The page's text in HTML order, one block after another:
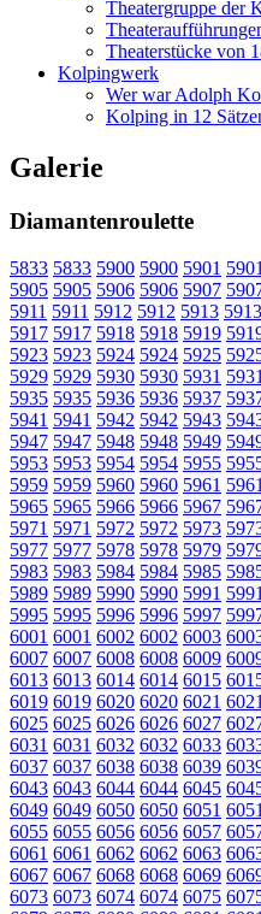
Theatergruppe der
Theaterstücke von
Kolpingwerk
Wer war Adolph
Kolping in 12
Galerie
Diamantenroulette
5833 5833 5900 5900 5901 5901
5905 5905 5906 5906 5907
5911 5911 5912 5912 5913 5913
5917 5917 5918 5918 5919
5923 5923 5924 5924 5925
5929 5929 5930 5930 5931 5931
5935 5935 5936 5936 5937
5941 5941 5942 5942 5943
5947 5947 5948 5948 5949
5953 5953 5954 5954 5955
5959 5959 5960 5960 5961 5961
5965 5965 5966 5966 5967
5971 5971 5972 5972 5973
5977 5977 5978 5978 5979
5983 5983 5984 5984 5985
5989 5989 5990 5990 5991 5991
5995 5995 5996 5996 5997
6001 6001 6002 6002 6003
6007 6007 6008 6008 6009
6013 6013 6014 6014 6015
6019 6019 6020 6020 6021 6021
6025 6025 6026 6026 6027
6031 6031 6032 6032 6033
6037 6037 6038 6038 6039
6043 6043 6044 6044 6045
6049 6049 6050 6050 6051 6051
6055 6055 6056 6056 6057
6061 6061 6062 6062 6063
6067 6067 6068 6068 6069
6073 6073 6074 6074 6075